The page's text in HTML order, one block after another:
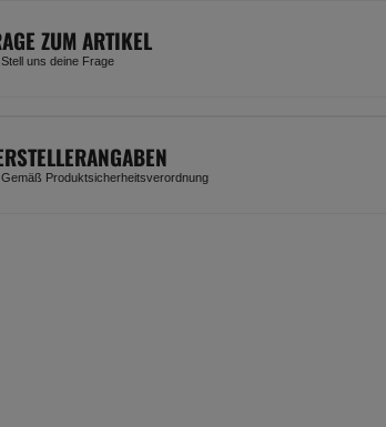
ZUM ARTIKEL
Stell uns deine Frage
Gemäß Produktsicherheitsverordnung